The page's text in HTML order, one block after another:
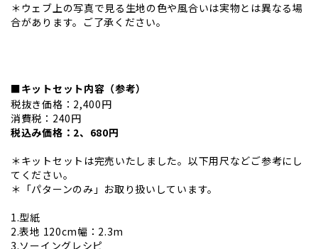
＊ウェブ上の写真で見る生地の色や風合いは実物とは異なる場
合があります。ご了承ください。
■キットセット内容（参考）
税抜き価格：2,400円
消費税：240円
税込み価格：2、680円
＊キットセットは完売いたしました。以下用尺などご参考にし
てください。
＊「パターンのみ」お取り扱いしています。
1.型紙
2.表地 120cm幅：2.3m
3.ソーイングレシピ